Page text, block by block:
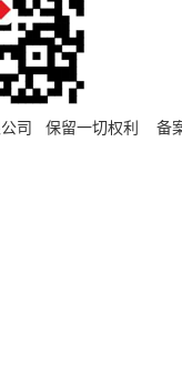
公司 保留一切权利 备